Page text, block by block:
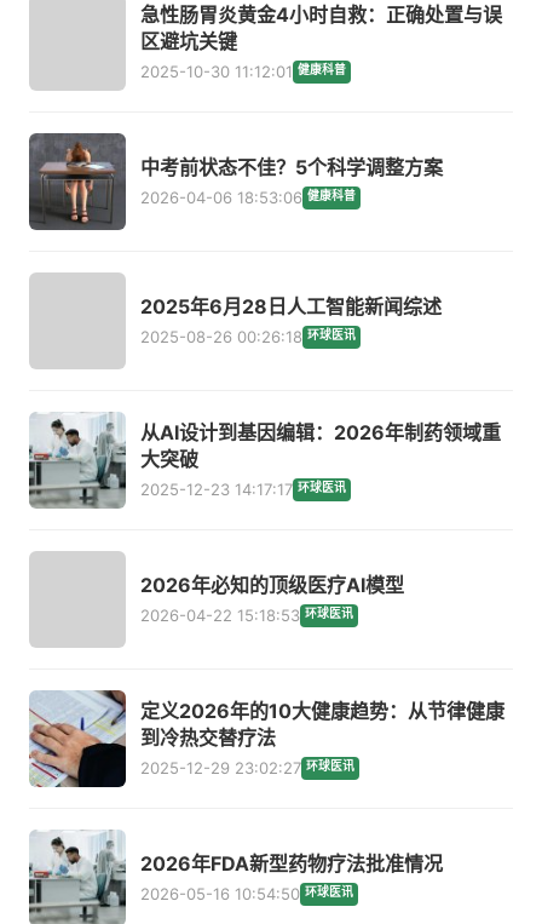
急性肠胃炎黄金4小时自救：正确处置与误
区避坑关键
2025-10-30 11:12:01 健康科普
中考前状态不佳？5个科学调整方案
2026-04-06 18:53:06 健康科普
2025年6月28日人工智能新闻综述
2025-08-26 00:26:18 环球医讯
从AI设计到基因编辑：2026年制药领域重
大突破
2025-12-23 14:17:17 环球医讯
2026年必知的顶级医疗AI模型
2026-04-22 15:18:53 环球医讯
定义2026年的10大健康趋势：从节律健康
到冷热交替疗法
2025-12-29 23:02:27 环球医讯
2026年FDA新型药物疗法批准情况
2026-05-16 10:54:50 环球医讯